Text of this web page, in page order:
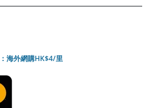
：海外網購HK$4/里